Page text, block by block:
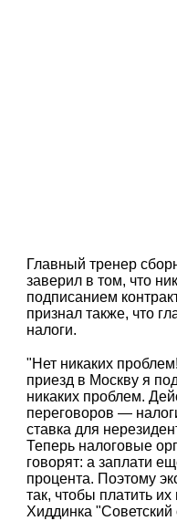
Главный тренер
заверил в том, что
подписанием
признал также, что
налоги.
"Нет никаких
приезд в Москву я
никаких проблем.
переговоров —
ставка для
Теперь налоговые
говорят: а заплати
процента. Поэтому
так, чтобы платить
Хиддинка "Советский